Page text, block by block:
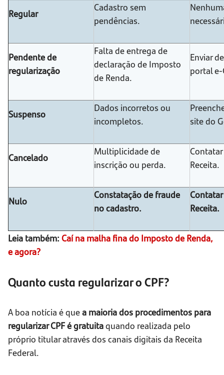
Regular
Cadastro sem
pendências.
Pendente de
regularização
Falta de entrega de
declaração de Imposto
de Renda.
Enviar
portal e-
Suspenso
Dados incorretos ou
incompletos.
site do
Cancelado
Multiplicidade de
inscrição ou perda.
Receita.
Nulo
Constatação de fraude
no cadastro.
Receita.
Leia também: Caí na malha fina do Imposto de Renda,
e agora?
Quanto custa regularizar o CPF?
A boa notícia é quea maioria dos procedimentos para
regularizar CPF é gratuitaquando realizada pelo
próprio titular através dos canais digitais da Receita
Federal.